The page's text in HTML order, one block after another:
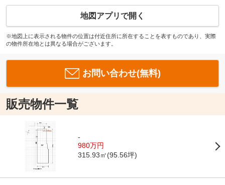
地図アプリで開く
※地図上に表示される物件の位置は付近住所に所在することを表すものであり、実際
の物件所在地とは異なる場合がございます。
お問い合わせ(無料)
販売物件一覧
-
980万円
315.93㎡(95.56坪)